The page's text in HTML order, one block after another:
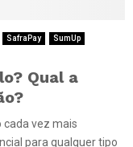
SafraPay
SumUp
Qual a
vez mais
para qualquer tipo